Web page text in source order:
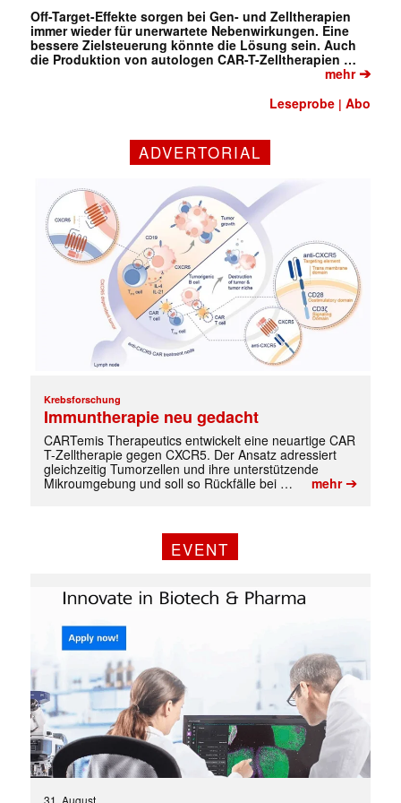
Mit dem |transkript-Newsletter
jede Woche aktuell informiert.
E-
Mail
(erforderlich)
Off-Target-Effekte sorgen bei Gen- und Zelltherapien
immer wieder für unerwartete Nebenwirkungen. Eine
bessere Zielsteuerung könnte die Lösung sein. Auch
die Produktion von autologen CAR-T-Zelltherapien …
mehr➔
Leseprobe |Abo
ADVERTORIAL
Krebsforschung
Immuntherapie neu gedacht
CARTemis Therapeutics entwickelt eine neuartige CAR
T-Zelltherapie gegen CXCR5. Der Ansatz adressiert
gleichzeitig Tumorzellen und ihre unterstützende
Mikroumgebung und soll so Rückfälle bei …
mehr➔
EVENT